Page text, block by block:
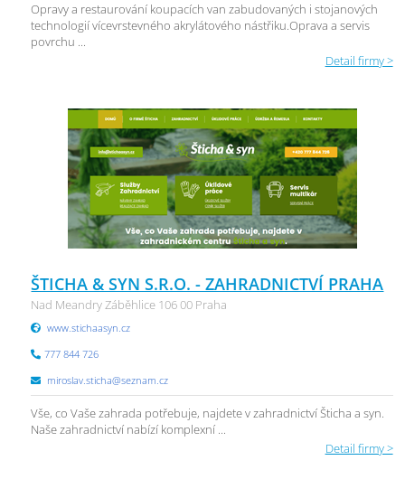
Opravy a restaurování koupacích van zabudovaných i stojanových
technologií vícevrstevného akrylátového nástřiku.Oprava a servis
povrchu ...
Detail firmy >
ŠTICHA & SYN S.R.O. - ZAHRADNICTVÍ PRAHA
Nad Meandry Záběhlice 106 00 Praha
www.stichaasyn.cz
777 844 726
miroslav.sticha@seznam.cz
Vše, co Vaše zahrada potřebuje, najdete v zahradnictví Šticha a syn.
Naše zahradnictví nabízí komplexní ...
Detail firmy >